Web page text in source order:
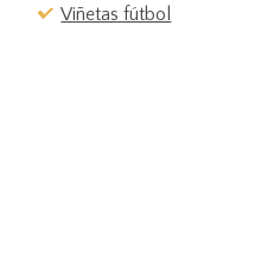
Viñetas fútbol